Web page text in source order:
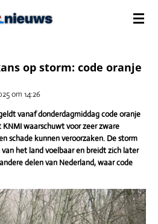
op storm: code oranje
om 14:26
vanaf donderdagmiddag code oranje
waarschuwt voor zeer zware
schade kunnen veroorzaken. De storm
het land voelbaar en breidt zich later
delen van Nederland, waar code